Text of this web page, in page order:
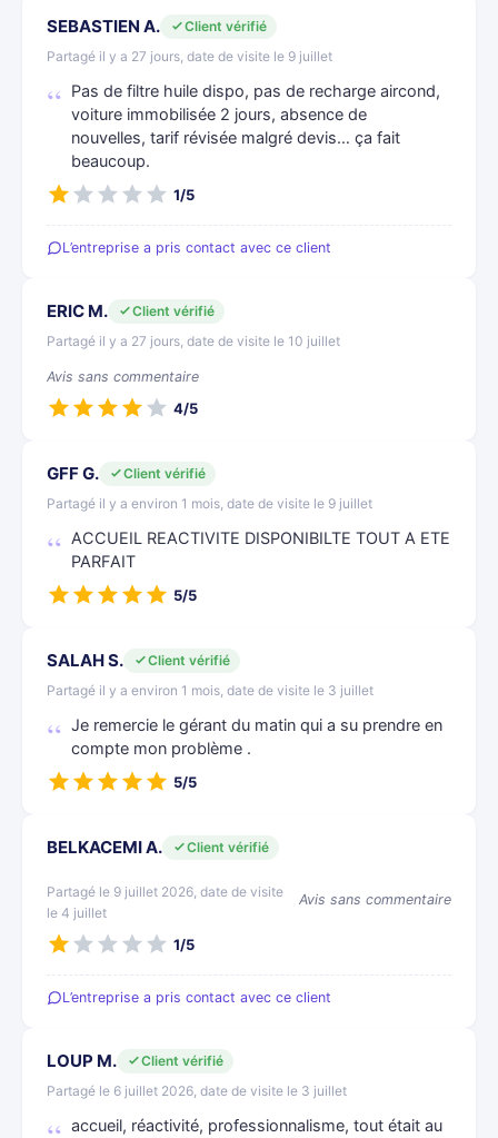
SEBASTIEN A.
Client vérifié
Partagé il y a 27 jours, date de visite le 9 juillet
Pas de filtre huile dispo, pas de recharge aircond,
voiture immobilisée 2 jours, absence de
nouvelles, tarif révisée malgré devis… ça fait
beaucoup.
1/5
L’entreprise a pris contact avec ce client
ERIC M.
Client vérifié
Partagé il y a 27 jours, date de visite le 10 juillet
Avis sans commentaire
4/5
GFF G.
Client vérifié
Partagé il y a environ 1 mois, date de visite le 9 juillet
ACCUEIL REACTIVITE DISPONIBILTE TOUT A ETE
PARFAIT
5/5
SALAH S.
Client vérifié
Partagé il y a environ 1 mois, date de visite le 3 juillet
Je remercie le gérant du matin qui a su prendre en
compte mon problème .
5/5
BELKACEMI A. Client vérifié
Partagé le 9 juillet 2026, date de visite
le 4 juillet
Avis sans commentaire
1/5
L’entreprise a pris contact avec ce client
LOUP M.
Client vérifié
Partagé le 6 juillet 2026, date de visite le 3 juillet
accueil, réactivité, professionnalisme, tout était au